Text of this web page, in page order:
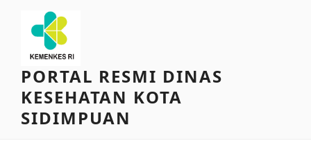
content
PORTAL RESMI DINAS
KESEHATAN KOTA
SIDIMPUAN